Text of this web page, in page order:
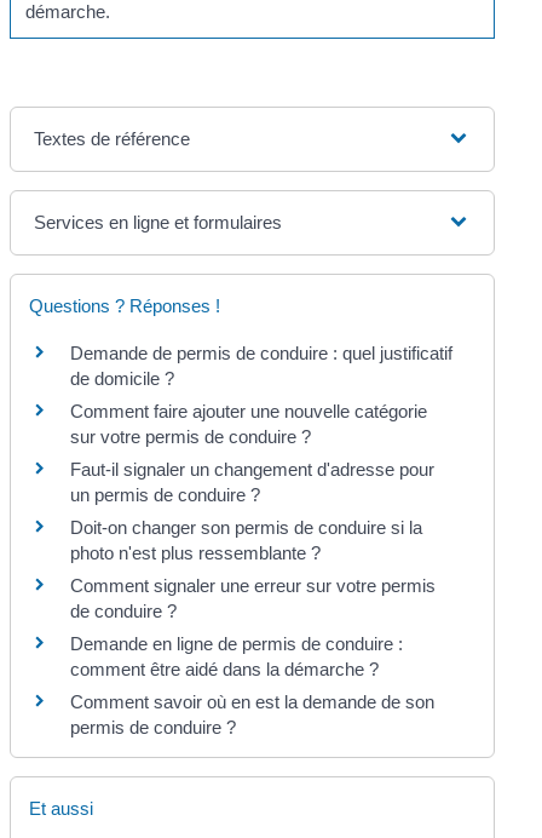
démarche.
Textes de référence
Services en ligne et formulaires
Questions ? Réponses !
Demande de permis de conduire : quel justificatif
de domicile ?
Comment faire ajouter une nouvelle catégorie
sur votre permis de conduire ?
Faut-il signaler un changement d'adresse pour
un permis de conduire ?
Doit-on changer son permis de conduire si la
photo n'est plus ressemblante ?
Comment signaler une erreur sur votre permis
de conduire ?
Demande en ligne de permis de conduire :
comment être aidé dans la démarche ?
Comment savoir où en est la demande de son
permis de conduire ?
Et aussi